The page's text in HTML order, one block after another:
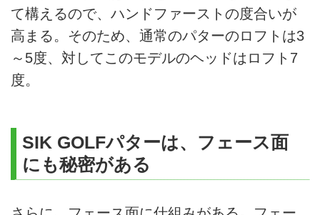
て構えるので、ハンドファーストの度合いが
高まる。そのため、通常のパターのロフトは3
～5度、対してこのモデルのヘッドはロフト7
度。
SIK GOLFパターは、フェース面
にも秘密がある